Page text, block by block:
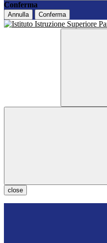
Conferma
Annulla Conferma
close